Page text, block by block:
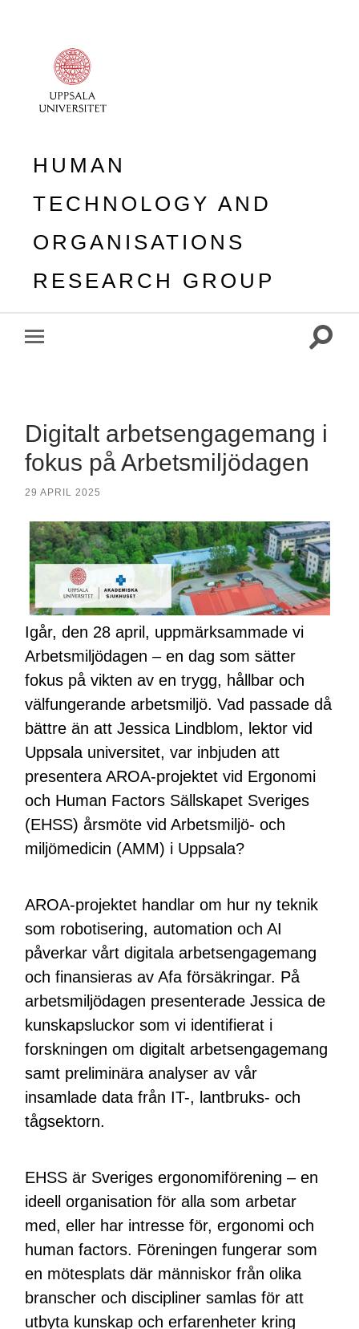
HUMAN
TECHNOLOGY AND
ORGANISATIONS
RESEARCH GROUP
Toggle
Digitalt arbetsengagemang i
fokus på Arbetsmiljödagen
29 APRIL 2025
Igår, den 28 april, uppmärksammade vi
Arbetsmiljödagen – en dag som sätter
fokus på vikten av en trygg, hållbar och
välfungerande arbetsmiljö. Vad passade då
bättre än att Jessica Lindblom, lektor vid
Uppsala universitet, var inbjuden att
presentera AROA-projektet vid Ergonomi
och Human Factors Sällskapet Sveriges
(EHSS) årsmöte vid Arbetsmiljö- och
miljömedicin (AMM) i Uppsala?
AROA-projektet handlar om hur ny teknik
som robotisering, automation och AI
påverkar vårt digitala arbetsengagemang
och finansieras av Afa försäkringar. På
arbetsmiljödagen presenterade Jessica de
kunskapsluckor som vi identifierat i
forskningen om digitalt arbetsengagemang
samt preliminära analyser av vår
insamlade data från IT-, lantbruks- och
tågsektorn.
EHSS är Sveriges ergonomiförening – en
ideell organisation för alla som arbetar
med, eller har intresse för, ergonomi och
human factors. Föreningen fungerar som
en mötesplats där människor från olika
branscher och discipliner samlas för att
utbyta kunskap och erfarenheter kring